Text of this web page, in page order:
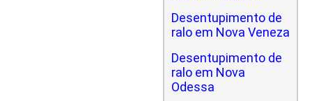
Desentupimento de
ralo em Nova Veneza
Desentupimento de
ralo em Nova
Odessa